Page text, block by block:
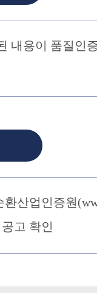
내용이 품질인
산업인증원
고 확인